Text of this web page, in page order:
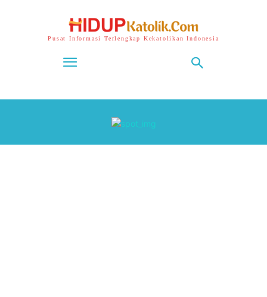
Pusat Informasi Terlengkap Kekatolikan Indonesia